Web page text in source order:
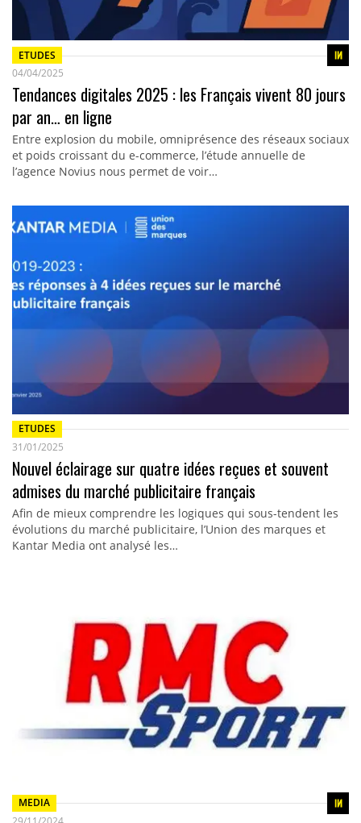
ETUDES
04/04/2025
Tendances digitales 2025 : les Français vivent 80 jours
par an… en ligne
Entre explosion du mobile, omniprésence des réseaux sociaux
et poids croissant du e-commerce, l’étude annuelle de
l’agence Novius nous permet de voir…
ETUDES
31/01/2025
Nouvel éclairage sur quatre idées reçues et souvent
admises du marché publicitaire français
Afin de mieux comprendre les logiques qui sous-tendent les
évolutions du marché publicitaire, l’Union des marques et
Kantar Media ont analysé les…
MEDIA